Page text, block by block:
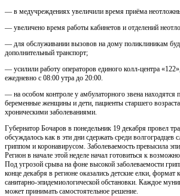
— в медучреждениях увеличили время приёма
— увеличено время работы кабинетов и отделений
— для обслуживании вызовов на дому поликлиникам
дополнительный транспорт;
— усилили работу операторов единого колл-центра
ежедневно с 08:00 утра до 20:00.
— на особом контроле у амбулаторного звена находятся
беременные женщины и дети, пациенты старшего
хроническими заболеваниями.
Губернатор Бочаров в понедельник 19 декабря провел
обсуждалось как в эти дни сдержать среди
гриппом и коронавирусом. Заболеваемость превысила
Регион в начале этой неделе начал готовиться к
Под угрозой срыва на фоне высокой заболеваемости
конце декабря в регионе оказались детские елки, формат
санитарно-эпидемиологической обстановки. Каждое
может принимать самостоятельное решение.